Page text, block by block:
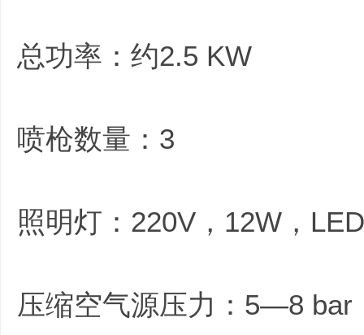
总功率：约2.5 KW
喷枪数量：3
照明灯：220V，12W，
压缩空气源压力：5—8 bar